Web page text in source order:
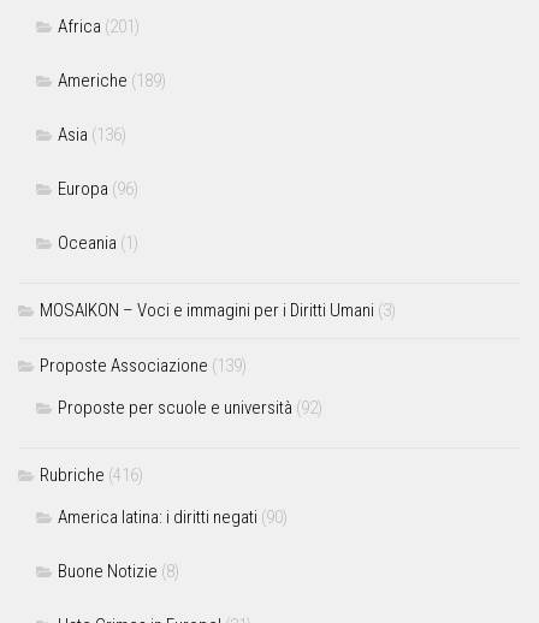
Africa (201)
Americhe (189)
Asia (136)
Europa (96)
Oceania (1)
MOSAIKON – Voci e immagini per i Diritti Umani (3)
Proposte Associazione (139)
Proposte per scuole e università (92)
Rubriche (416)
America latina: i diritti negati (90)
Buone Notizie (8)